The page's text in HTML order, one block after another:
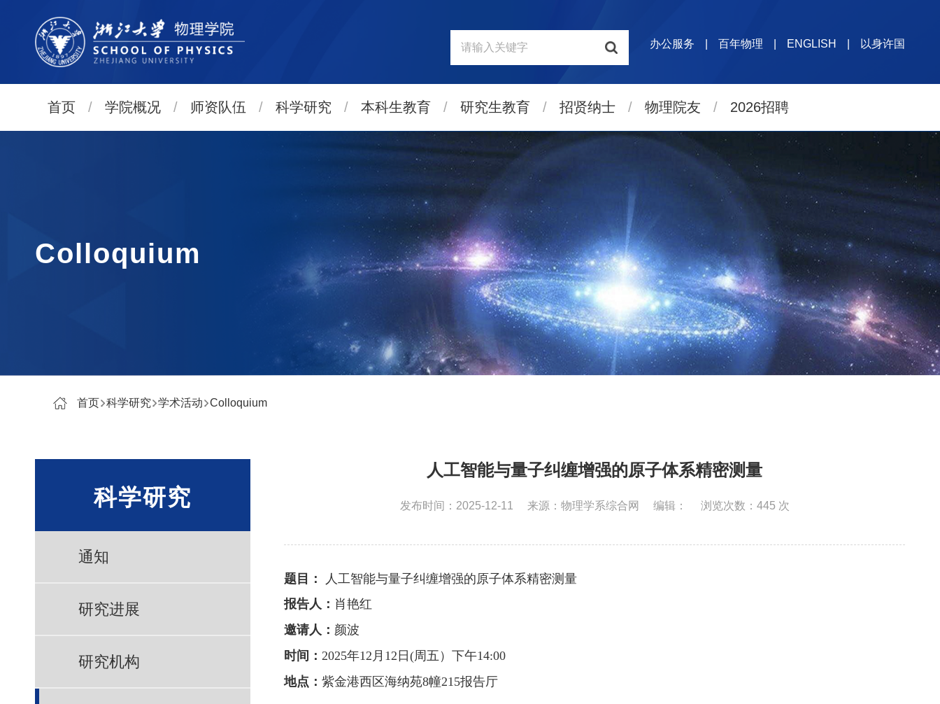
办公服务 百年物理 ENGLISH 以身许国
首页 / 学院概况 / 师资队伍 / 科学研究 / 本科生教育 / 研究生教育 / 招贤纳士 / 物理院友 / 2026招聘
Colloquium
首页 科学研究 学术活动 Colloquium
科学研究
通知
研究进展
研究机构
人工智能与量子纠缠增强的原子体系精密测量
发布时间：2025-12-11 来源：物理学系综合网 编辑： 浏览次数： 445 次
题目：
人工智能与量子纠缠增强的原子体系精密测量
报告人： 肖艳红
邀请人： 颜波
时间： 2025年12月 12 日(周五）下午14:00
地点： 紫金港西区海纳苑8幢215报告厅